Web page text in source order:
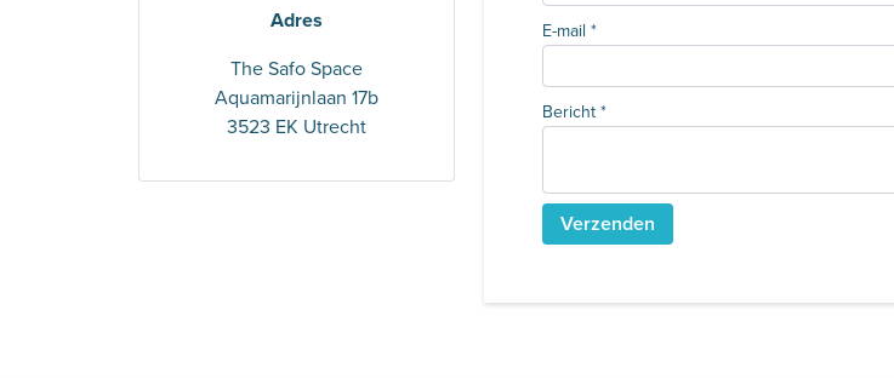
Adres
The Safo Space
Aquamarijnlaan 17b
3523 EK Utrecht
E-mail *
Bericht*